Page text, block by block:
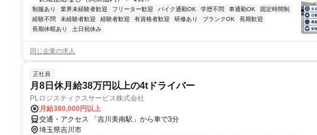
制服あり 業界未経験者歓迎 フリーター歓迎 バイク通勤OK 学歴不問 車通勤OK
固定時間制
経験不問
未経験者歓迎 経験者歓迎 有資格者歓迎 研修あり ブランクOK
長期歓迎
長期休暇あり
土日祝休み
同じ企業の求人
正社員
月8日休月給38万円以上の4tドライバー
PLロジスティクスサービス株式会社
月給380,000円以上
交通・アクセス 「吉川美南駅」から車で3分
埼玉県吉川市